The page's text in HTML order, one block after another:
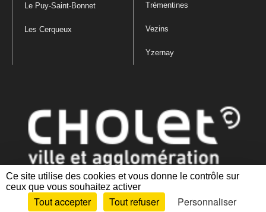
Ce site utilise des cookies et vous donne le contrôle sur
ceux que vous souhaitez activer
Tout accepter Tout refuser Personnaliser
Le Puy-Saint-Bonnet
Les Cerqueux
Trémentines
Vezins
Yzernay
Mentions légales|Politique de confidentialité
des cookies |Plan du site Accessibilité : partiellement conforme